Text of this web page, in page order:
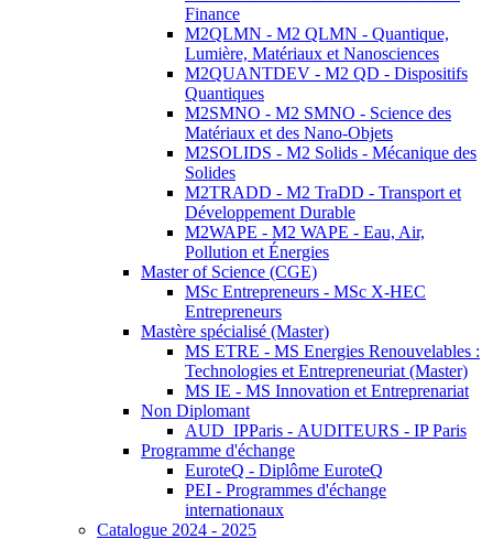
Finance
M2QLMN - M2 QLMN - Quantique,
Lumière, Matériaux et Nanosciences
M2QUANTDEV - M2 QD - Dispositifs
Quantiques
M2SMNO - M2 SMNO - Science des
Matériaux et des Nano-Objets
M2SOLIDS - M2 Solids - Mécanique des
Solides
M2TRADD - M2 TraDD - Transport et
Développement Durable
M2WAPE - M2 WAPE - Eau, Air,
Pollution et Énergies
Master of Science (CGE)
MSc Entrepreneurs - MSc X-HEC
Entrepreneurs
Mastère spécialisé (Master)
MS ETRE - MS Energies Renouvelables :
Technologies et Entrepreneuriat (Master)
MS IE - MS Innovation et Entreprenariat
Non Diplomant
AUD_IPParis - AUDITEURS - IP Paris
Programme d'échange
EuroteQ - Diplôme EuroteQ
PEI - Programmes d'échange
internationaux
Catalogue 2024 - 2025